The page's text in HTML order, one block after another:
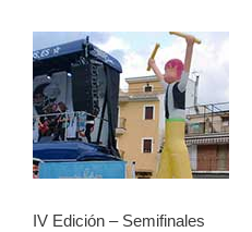
IV Edición – Semifinales